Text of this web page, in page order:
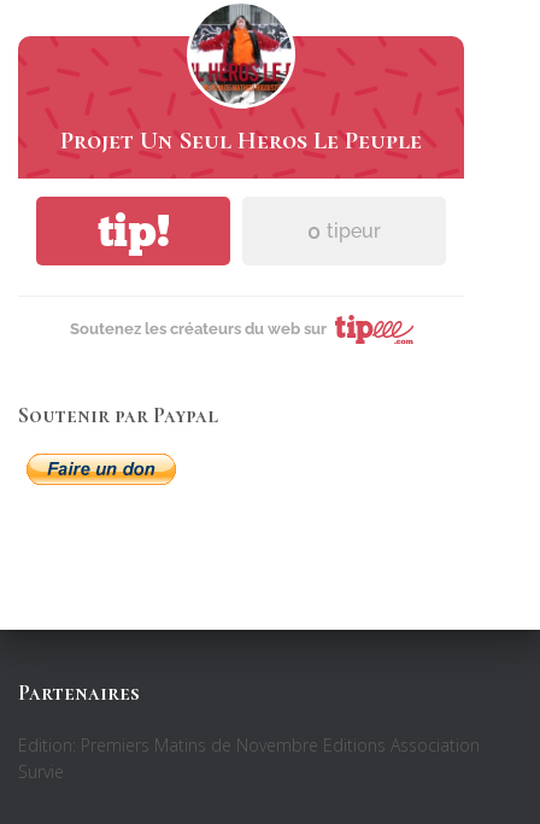
Projet Un Seul Heros Le Peuple
tip! 0 tipeur
Soutenez les créateurs du web sur
Soutenir par Paypal
Partenaires
Edition: Premiers Matins de Novembre Editions Association
Survie